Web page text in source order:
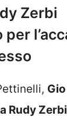
Zerbi
Rudy Zerbi